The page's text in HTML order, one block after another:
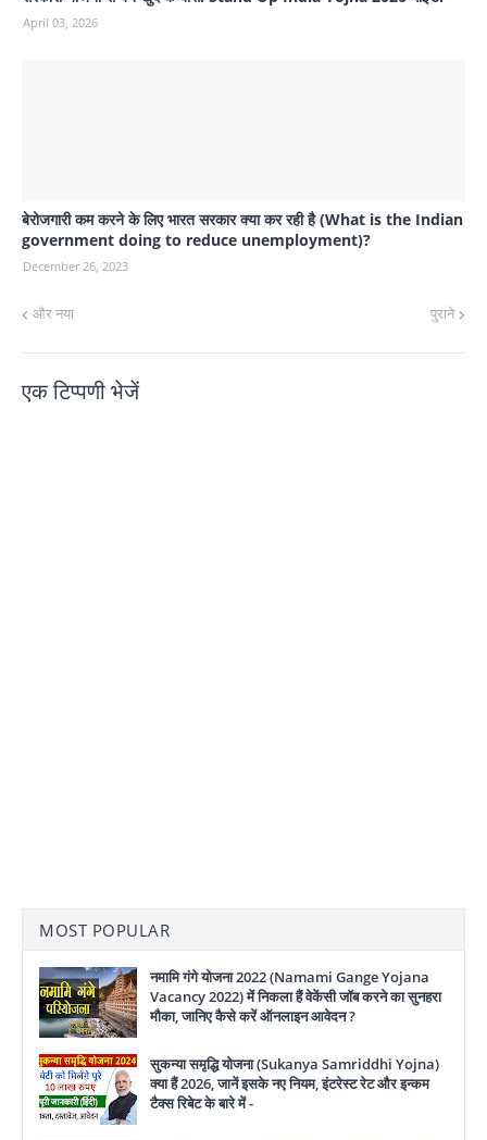
April 03, 2026
बेरोजगारी कम करने के लिए भारत सरकार क्या कर रही है (What is the Indian
government doing to reduce unemployment)?
December 26, 2023
और नया पुराने
एक टिप्पणी भेजें
MOST POPULAR
नमामि गंगे योजना 2022 (Namami Gange Yojana
Vacancy 2022) में निकला हैं वेकेंसी जॉब करने का सुनहरा
मौका, जानिए कैसे करें ऑनलाइन आवेदन ?
सुकन्या समृद्धि योजना (Sukanya Samriddhi Yojna)
क्या हैं 2026, जानें इसके नए नियम, इंटरेस्ट रेट और इन्कम
टैक्स रिबेट के बारे में -